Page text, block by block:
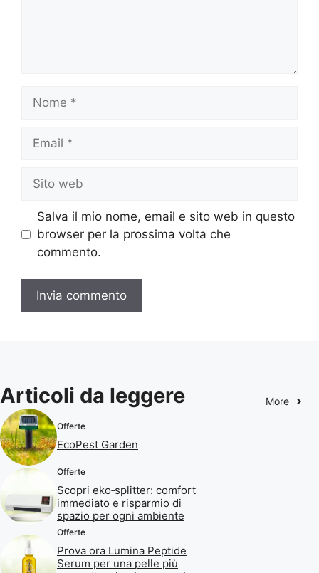
web
Salva il mio nome, email e sito web in questo
browser per la prossima volta che
commento.
Articoli da leggere More
Offerte
EcoPest Garden
Offerte
Scopri eko‑splitter: comfort
immediato e risparmio di
spazio per ogni ambiente
Offerte
Prova ora Lumina Peptide
Serum per una pelle più